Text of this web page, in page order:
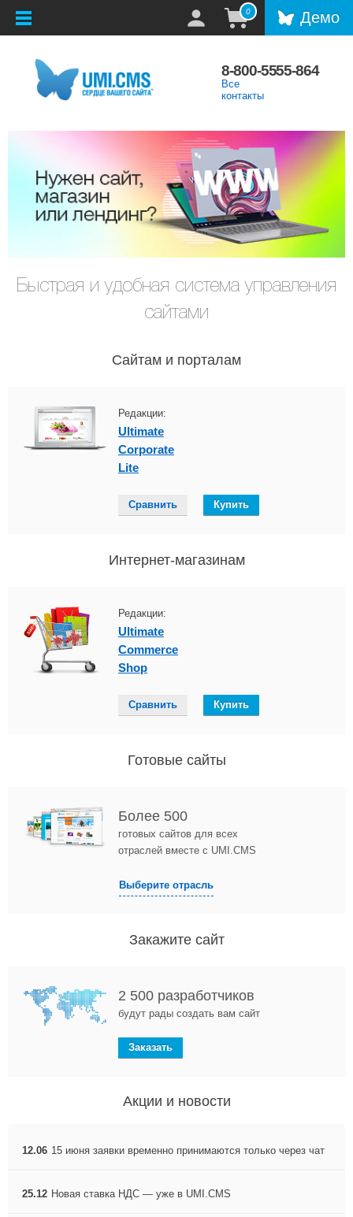
0 Демо
8-800-5555-864
Все
контакты
Быстрая и удобная система управления
сайтами
Сайтам и порталам
Редакции:
Ultimate
Сorporate
Lite
Сравнить Купить
Интернет-магазинам
Редакции:
Ultimate
Сommerce
Shop
Сравнить Купить
Готовые сайты
Более 500
готовых сайтов для всех
отраслей вместе с UMI.CMS
Выберите отрасль
Закажите сайт
2 500 разработчиков
будут рады создать вам сайт
Заказать
Акции и новости
12.06 15 июня заявки временно принимаются только через чат
25.12 Новая ставка НДС — уже в UMI.CMS